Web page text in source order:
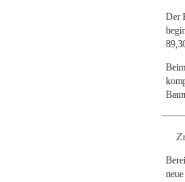
Der